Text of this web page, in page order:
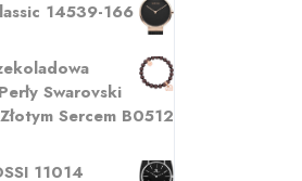
14539-166
Swarovski
Sercem B0512
11014